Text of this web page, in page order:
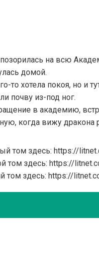
на всю
домой.
то хотела покоя, но и
почву из-под ног.
в академию,
когда вижу дракона
том здесь: https://
том здесь: https://
том здесь: https://